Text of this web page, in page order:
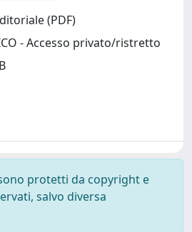
(PDF)
- Accesso privato/ristretto
protetti da copyright e
salvo diversa